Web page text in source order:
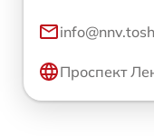
Проспект